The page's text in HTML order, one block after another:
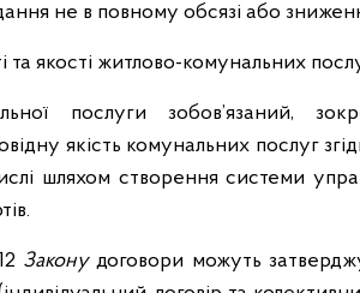
не в повному обсязі або
та якості житлово-комунальних
послуги зобов’язаний,
якість комунальних послуг
шляхом створення системи
Законудоговори можуть